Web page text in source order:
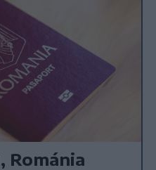
Románia